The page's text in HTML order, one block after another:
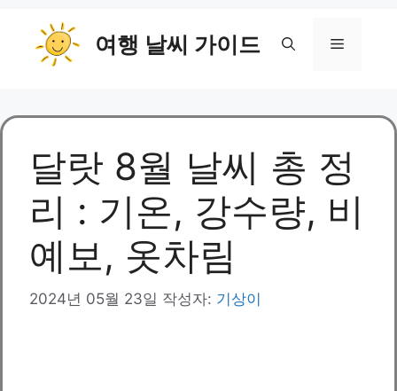
너
여행 날씨 가이드 메
달랏 8월 날씨 총 정
리 : 기온, 강수량, 비
예보, 옷차림
2024년 05월 23일 작성자: 기상이